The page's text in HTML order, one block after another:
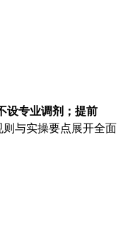
设专业调剂；提前
与实操要点展开全面